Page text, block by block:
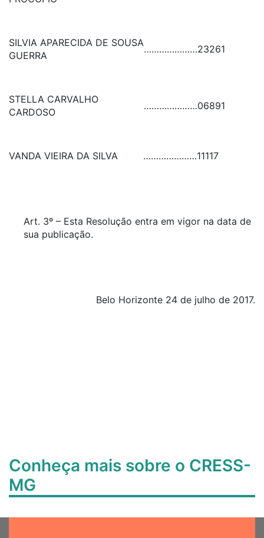
SILVIA APARECIDA DE SOUSA
GUERRA
…………………23261
STELLA CARVALHO
CARDOSO
…………………06891
VANDA VIEIRA DA SILVA …………………11117
Art. 3º – Esta Resolução entra em vigor na data de
sua publicação.
Belo Horizonte 24 de julho de 2017.
Conheça mais sobre o CRESS-
MG